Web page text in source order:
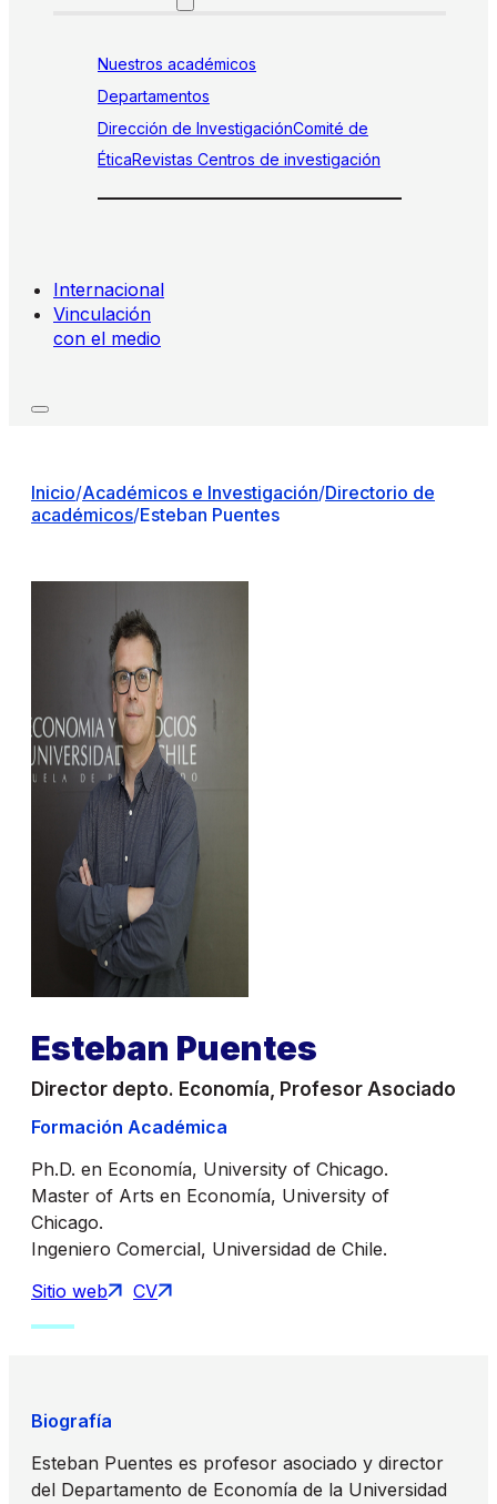
Nuestros académicos
Departamentos
Dirección de InvestigaciónComité de
ÉticaRevistas Centros de investigación
Internacional
Vinculación
con el medio
Inicio/Académicos e Investigación/Directorio de
académicos/Esteban Puentes
Esteban Puentes
Director depto. Economía, Profesor Asociado
Formación Académica
Ph.D. en Economía, University of Chicago.
Master of Arts en Economía, University of
Chicago.
Ingeniero Comercial, Universidad de Chile.
Sitio web
CV
Biografía
Esteban Puentes es profesor asociado y director
del Departamento de Economía de la Universidad